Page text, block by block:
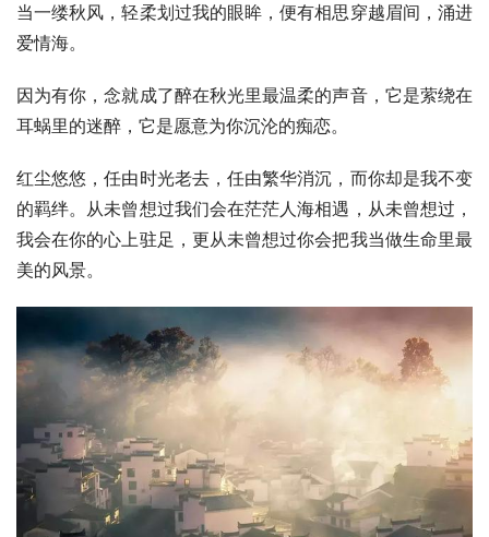
当一缕秋风，轻柔划过我的眼眸，便有相思穿越眉间，涌进
爱情海。
因为有你，念就成了醉在秋光里最温柔的声音，它是萦绕在
耳蜗里的迷醉，它是愿意为你沉沦的痴恋。
红尘悠悠，任由时光老去，任由繁华消沉，而你却是我不变
的羁绊。从未曾想过我们会在茫茫人海相遇，从未曾想过，
我会在你的心上驻足，更从未曾想过你会把我当做生命里最
美的风景。